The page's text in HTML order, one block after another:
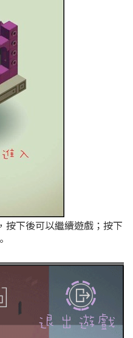
按下後可以繼續遊戲；按下